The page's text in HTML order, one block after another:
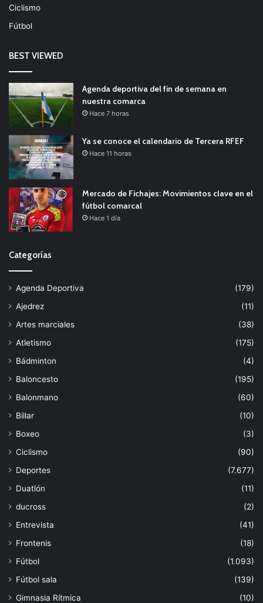
Ciclismo
Fútbol
BEST VIEWED
Agenda deportiva del fin de semana en
nuestra comarca
Hace 7 horas
Ya se conoce el calendario de Tercera RFEF
Hace 11 horas
Mercado de Fichajes: Movimientos clave en el
fútbol comarcal
Hace 1 día
Categorías
Agenda Deportiva
(179)
Ajedrez
(11)
Artes marciales
(38)
Atletismo
(175)
Bádminton
(4)
Baloncesto
(195)
Balonmano
(60)
Billar
(10)
Boxeo
(3)
Ciclismo
(90)
Deportes
(7.677)
Duatlón
(11)
ducross
(2)
Entrevista
(41)
Frontenis
(18)
Fútbol
(1.093)
Fútbol sala
(139)
Gimnasia Rítmica
(10)